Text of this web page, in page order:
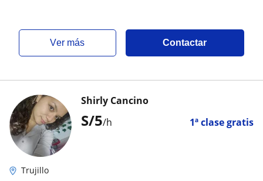
ver más Contactar
S/5/h 1ª clase gratis
Shirly Cancino
Trujillo